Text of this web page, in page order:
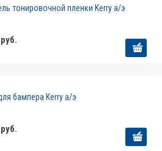
тонировочной пленки Kerry а/э
бампера Kerry а/э